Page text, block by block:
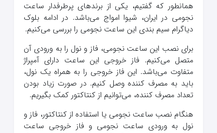
همانطور که گفتیم، یکی از برندهای پرطرفدار ساعت
نجومی در ایران، شیوا امواج می‌باشد. در ادامه بلوک
دیاگرام سیم بندی این ساعت نجومی را بررسی می‌کنیم.
برای نصب این ساعت نجومی، فاز و نول را به ورودی آن
متصل می‌کنیم. فاز خروجی این ساعت دارای آمپراژ
متفاوت می‌باشد. این فاز خروجی را به همراه یک نول،
باید به مصرف کننده وصل کنیم. در صورت زیاد بودن
تعداد مصرف کننده، می‌توانیم از کنتاکتور کمک بگیریم.
هنگام نصب ساعت نجومی یا استفاده از کنتاکتور، فاز و
نول به ورودی ساعت نجومی و فاز خروجی ساعت